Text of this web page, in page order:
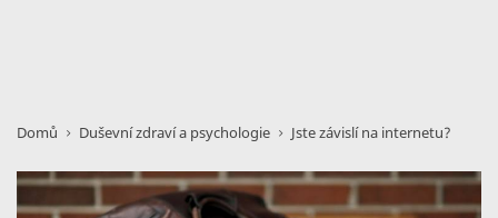
Domů Duševní zdraví a psychologie Jste závislí na internetu?